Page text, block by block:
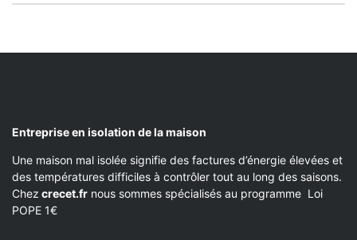
Entreprise en isolation de la maison
Une maison mal isolée signifie des factures d’énergie élevées et
des températures difficiles à contrôler tout au long des saisons.
Chez crecet.fr nous sommes spécialisés au programme Loi
POPE 1€